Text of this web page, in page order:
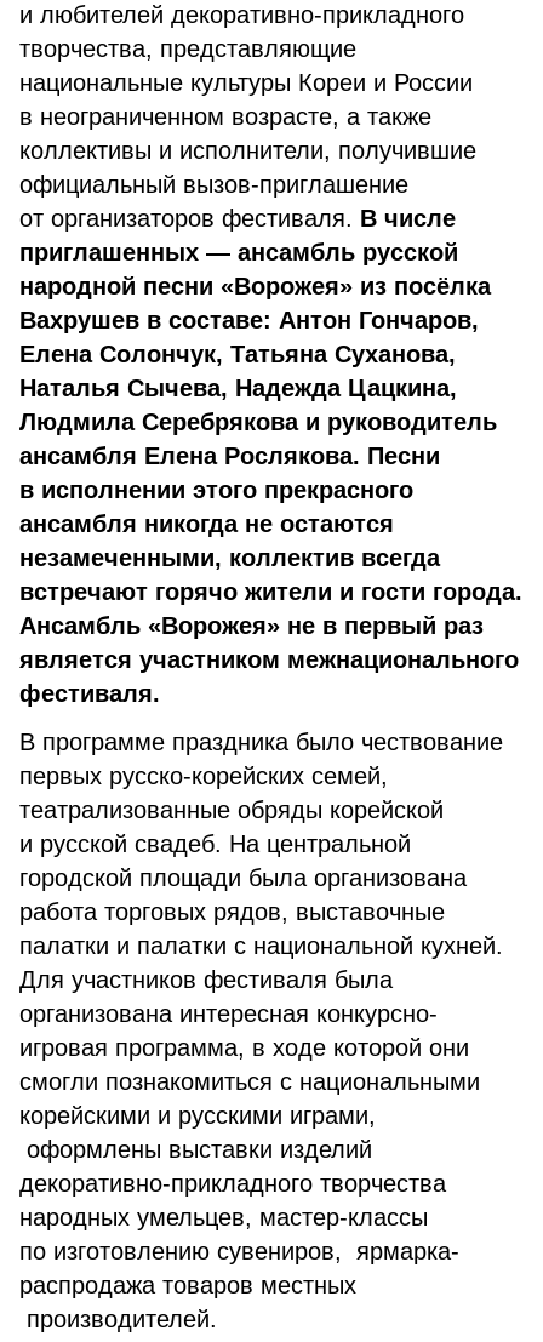
и любителей декоративно-прикладного
творчества, представляющие
национальные культуры Кореи и России
в неограниченном возрасте, а также
коллективы и исполнители, получившие
официальный вызов-приглашение
от организаторов фестиваля. В числе
приглашенных — ансамбль русской
народной песни «Ворожея» из посёлка
Вахрушев в составе: Антон Гончаров,
Елена Солончук, Татьяна Суханова,
Наталья Сычева, Надежда Цацкина,
Людмила Серебрякова и руководитель
ансамбля Елена Рослякова. Песни
в исполнении этого прекрасного
ансамбля никогда не остаются
незамеченными, коллектив всегда
встречают горячо жители и гости города.
Ансамбль «Ворожея» не в первый раз
является участником межнационального
фестиваля.
В программе праздника было чествование
первых русско-корейских семей,
театрализованные обряды корейской
и русской свадеб. На центральной
городской площади была организована
работа торговых рядов, выставочные
палатки и палатки с национальной кухней.
Для участников фестиваля была
организована интересная конкурсно-
игровая программа, в ходе которой они
смогли познакомиться с национальными
корейскими и русскими играми,
оформлены выставки изделий
декоративно-прикладного творчества
народных умельцев, мастер-классы
по изготовлению сувениров, ярмарка-
распродажа товаров местных
производителей.